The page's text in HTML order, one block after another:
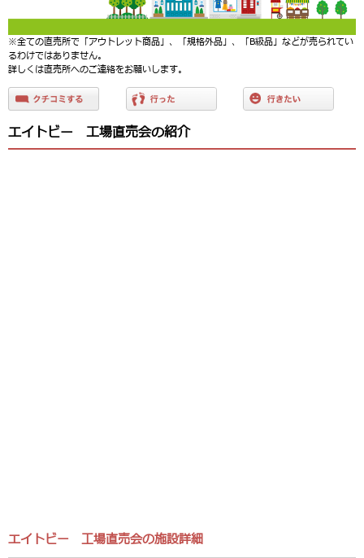
※全ての直売所で「アウトレット商品」、「規格外品」、「B級品」などが売られてい
るわけではありません。
詳しくは直売所へのご連絡をお願いします。
エイトビー 工場直売会の紹介
エイトビー 工場直売会の施設詳細